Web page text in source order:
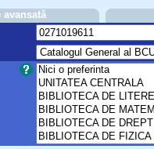
avansată